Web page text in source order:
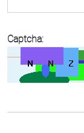
Captcha: